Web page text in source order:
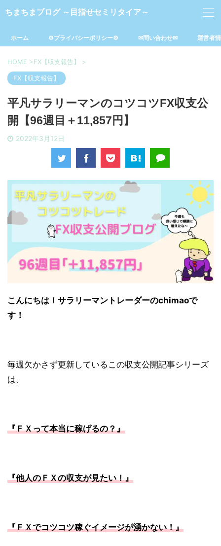
ちまちまブログ ～目指せセミリタイア～
ホーム ⚙プライバシーポリシー⚙ ✉問い合わせ✉ 運営者
HOME >FX【収支報告】 >
FX【収支報告】
平凡サラリーマンのコツコツFX収支公
開【96週目＋11,857円】
2022年3月12日
こんにちは！サラリーマントレーダーのchimaoで
す！
毎週欠かさず更新しているこの収支公開記事シリーズ
は、
『ＦＸって本当に稼げるの？』
『他人のＦＸの収支が見たい！』
『ＦＸでコツコツ稼ぐイメージが湧かない！』